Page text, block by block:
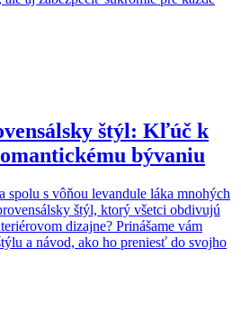
štýl: Kľúč k
bývaniu
spolu s vôňou levandule láka mnohých
štýl, ktorý všetci obdivujú
dizajne? Prinášame vám
a návod, ako ho preniesť do svojho